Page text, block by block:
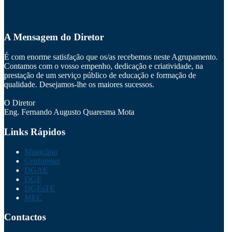
A Mensagem do Diretor
É com enorme satisfação que os/as recebemos neste Agrupamento.
Contamos com o vosso empenho, dedicação e criatividade, na
prestação de um serviço público de educação e formação de
qualidade. Desejamos-lhe os maiores sucessos.
O Diretor
Eng. Fernando Augusto Quaresma Mota
Links Rápidos
Município
Cenformaz
DGAE
DGE
DGEsTE
MEC
Contactos